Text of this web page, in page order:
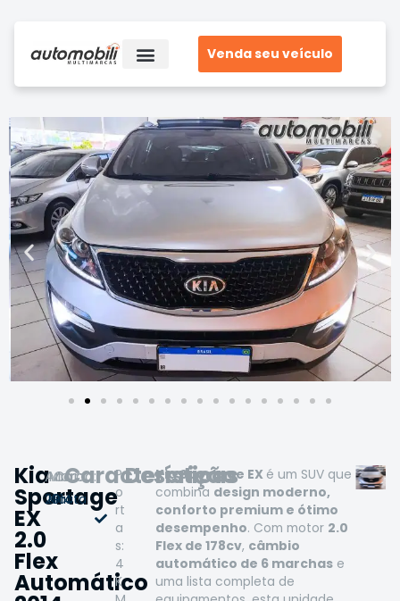
Venda seu veículo
Kia
Sportage
EX
2.0
Flex
Automático
Ano:
2014
Marca:
Kia
Cor:
Prata
Características
P
o
rt
a
s:
4
K
Descrição
Kia Sportage EX é um SUV que
combina design moderno,
conforto premium e ótimo
desempenho. Com motor 2.0
Flex de 178cv, câmbio
automático de 6 marchas e
uma lista completa de